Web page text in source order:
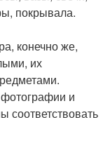
покрывала.
конечно же,
их
и